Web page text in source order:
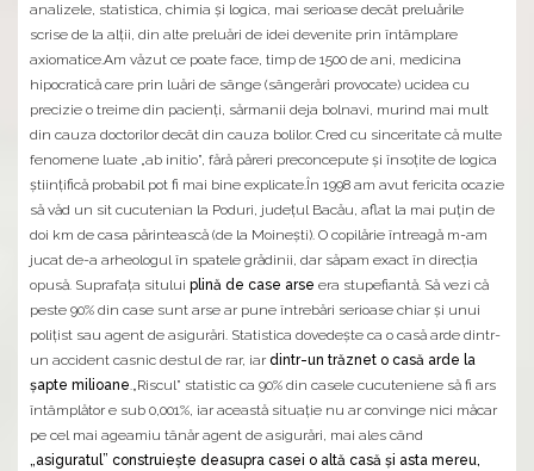
analizele, statistica, chimia şi logica, mai serioase decât preluările
scrise de la alţii, din alte preluări de idei devenite prin întâmplare
axiomatice.Am văzut ce poate face, timp de 1500 de ani, medicina
hipocratică care prin luări de sânge (sângerări provocate) ucidea cu
precizie o treime din pacienţi, sărmanii deja bolnavi, murind mai mult
din cauza doctorilor decât din cauza bolilor. Cred cu sinceritate că multe
fenomene luate „ab initio”, fără păreri preconcepute şi însoţite de logica
ştiinţifică probabil pot fi mai bine explicate.În 1998 am avut fericita ocazie
să văd un sit cucutenian la Poduri, judeţul Bacău, aflat la mai puţin de
doi km de casa părintească (de la Moineşti). O copilărie întreagă m-am
jucat de-a arheologul în spatele grădinii, dar săpam exact în direcţia
opusă. Suprafaţa sitului plină de case arse era stupefiantă. Să vezi că
peste 90% din case sunt arse ar pune întrebări serioase chiar şi unui
poliţist sau agent de asigurări. Statistica dovedeşte ca o casă arde dintr-
un accident casnic destul de rar, iar dintr-un trăznet o casă arde la
şapte milioane.„Riscul” statistic ca 90% din casele cucuteniene să fi ars
întâmplător e sub 0,001%, iar această situaţie nu ar convinge nici măcar
pe cel mai ageamiu tânăr agent de asigurări, mai ales când
„asiguratul” construieşte deasupra casei o altă casă şi asta mereu,